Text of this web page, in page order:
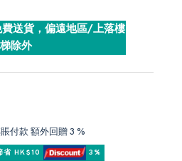
送貨，偏遠地區/上落樓
梯除外
付款 額外回贈 3 %
省 HK$10 3%